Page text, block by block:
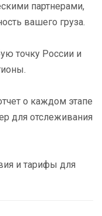
партнерами,
вашего груза.
точку России и
о каждом этапе
для отслеживания
и тарифы для